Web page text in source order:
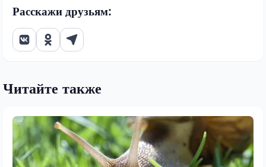
Расскажи друзьям:
Читайте также